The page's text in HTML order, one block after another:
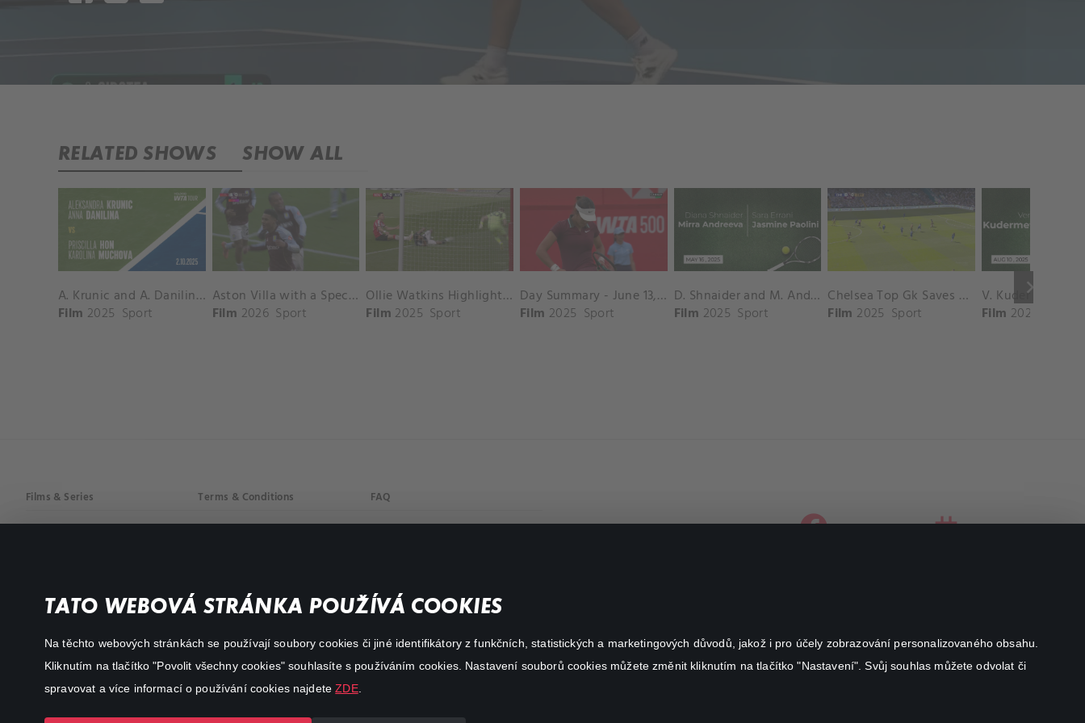
TATO WEBOVÁ STRÁNKA POUŽÍVÁ COOKIES
Na těchto webových stránkách se používají soubory cookies či jiné identifikátory z funkčních, statistických a marketingových důvodů, jakož i pro účely zobrazování personalizovaného obsahu.
Kliknutím na tlačítko "Povolit všechny cookies" souhlasíte s používáním cookies. Nastavení souborů cookies můžete změnit kliknutím na tlačítko "Nastavení". Svůj souhlas můžete odvolat či
spravovat a více informací o používání cookies najdeteZDE.
RELATED SHOWS SHOW ALL
keyboard_arrow_right
A. Krunic and A. Danilina vs. P. Hon and K. Muchova Match Highlights - BEIJING_Capital Group Diamond ( October 02, 2025)
Film 2025 Sport
Aston Villa with a Spectacular Goal vs. Nottingham Forest
Film 2026 Sport
Ollie Watkins Highlights vs. Southampton
Film 2025 Sport
Day Summary - June 13, 2025
Film 2025 Sport
D. Shnaider and M. Andreeva vs. S. Errani and J. Paolini Match Highlights - ROME_Campo Centrale ( May 16, 2025)
Film 2025 Sport
Chelsea Top Gk Saves vs. Crystal Palace
Film 2025 Sport Film 2025
Films & Series
Action
Terms & Conditions FAQ
facebookinstagram
Canal+ Luxembourg S. à r.l. se sídlem Rue Albert Borschette 4,